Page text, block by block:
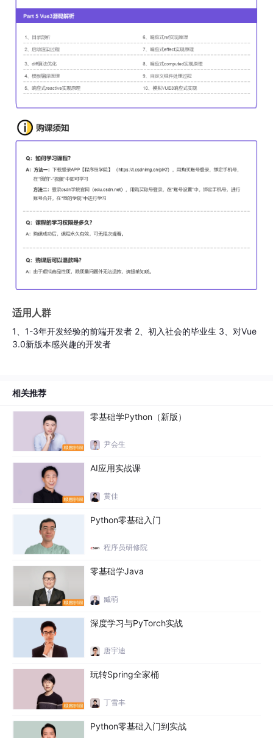
8分15秒 2021-05-08
Vue3实战之商城APP开发
1 Vue3实战之小商城APP项目介绍和构建
13分15秒 2021-05-08
13分28秒 2021-05-08
3 Vue3实战之主页banner
13分22秒 2021-05-08
4 Vue3实战之主页推荐列表
11分11秒 2021-05-08
5 Vue3实战之个性化列表
6 Vue3实战之搜索页
8分19秒 2021-05-08
Vue3 实战之详情页主属性(2)
11分16秒 2021-05-08
10分40秒 2021-05-08
10
5分41秒 2021-05-08
11 Vue3实战之购物车列表实现
12分22秒 2021-05-08
12 Vue3实战之购物车价格自动计算
17分42秒 2021-05-08
13 Vue3实战之登录
11分29秒 2021-05-08
Vue3源码解析
Vue3源码解析之目录剖析
适用人群
1、1-3年开发经验的前端开发者 2、初入社会的毕业生 3、对Vue
3.0新版本感兴趣的开发者
相关推荐
零基础学Python（新版）
尹会生
AI应用实战课
黄佳
Python零基础入门
程序员研修院
零基础学Java
臧萌
深度学习与PyTorch实战
唐宇迪
玩转Spring全家桶
丁雪丰
Python零基础入门到实战